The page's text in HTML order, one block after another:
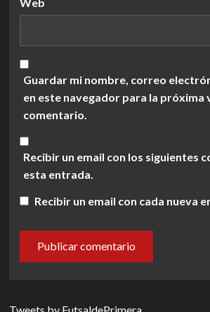
Guardar mi nombre, correo
en este navegador para la próxima
comentario.
Recibir un email con los siguientes
esta entrada.
Recibir un email con cada nueva
Tweets by FutsaldePrimera